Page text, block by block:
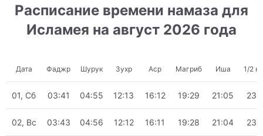
Расписание времени намаза для
Исламея на август 2026 года
Дата Фаджр Шурук Зухр Аср Магриб Иша 1/2
01, Сб 03:41 04:55 12:13 16:12 19:29 21:05
02, Вс 03:43 04:56 12:12 16:11 19:28 21:04